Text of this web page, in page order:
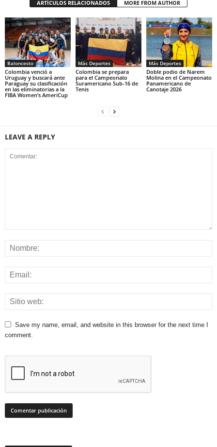
ARTÍCULOS RELACIONADOS MORE FROM AUTHOR
Baloncesto
Colombia venció a
Uruguay y buscará ante
Paraguay su clasificación
en las eliminatorias a la
FIBA Women’s AmeriCup
Más Deportes
Colombia se prepara
para el Campeonato
Suramericano Sub-16 de
Tenis
Más Deportes
Doble podio de Narem
Molina en el Campeonato
Panamericano de
Canotaje 2026
LEAVE A REPLY
Save my name, email, and website in this browser for the next time I
comment.